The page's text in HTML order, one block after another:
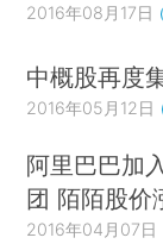
2016年08月17日
中概股再度
2016年05月12日
阿里巴巴加
团 陌陌股价
2016年04月07日